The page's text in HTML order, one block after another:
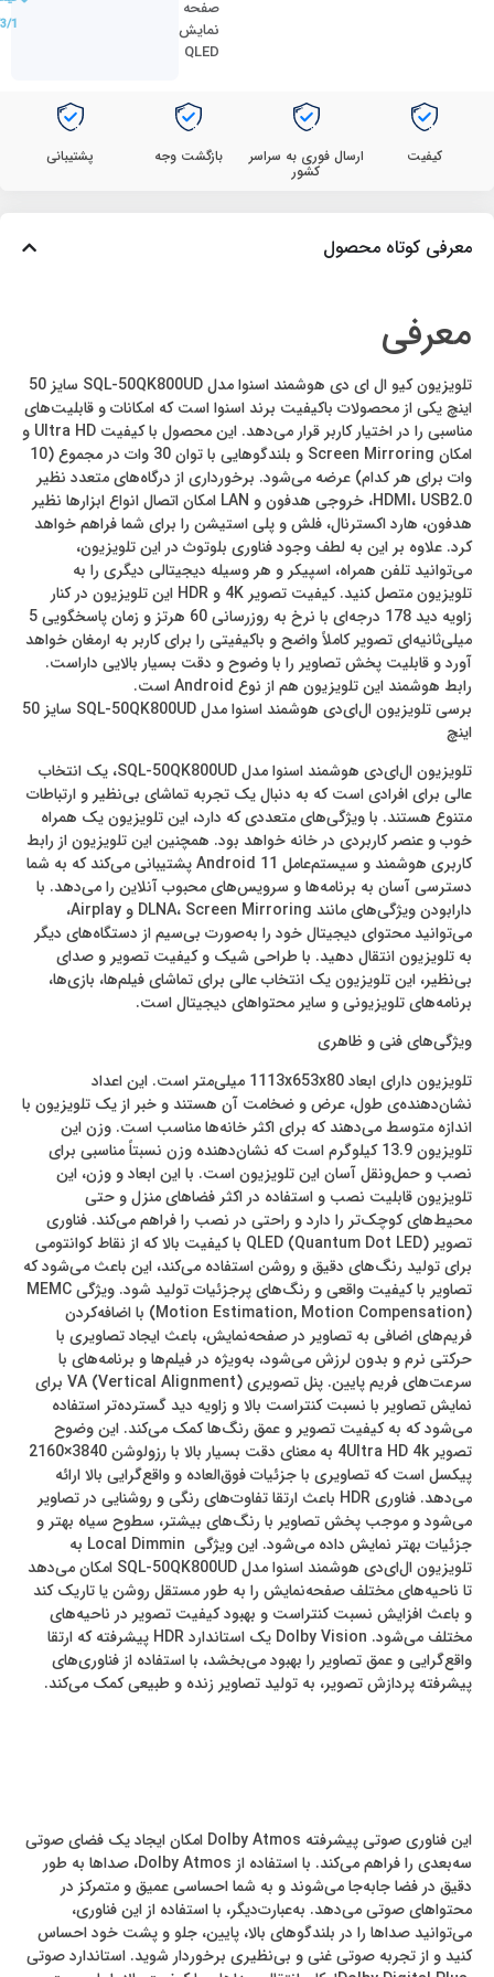
صفحه
نمایش
QLED
1
کیفیت ارسال فوری به سراسر
کشور
بازگشت وجه پشتیبانی
معرفی کوتاه محصول
معرفی
تلویزیون کیو ال ای دی هوشمند اسنوا مدل SQL-50QK800UD سایز 50
اینچ یکی از محصولات باکیفیت برند اسنوا است که امکانات و قابلیت‌های
مناسبی را در اختیار کاربر قرار می‌دهد. این محصول با کیفیت Ultra HD و
امکان Screen Mirroring و بلندگوهایی با توان 30 وات در مجموع (10
وات برای هر کدام) عرضه می‌شود. برخورداری از درگاه‌های متعدد نظیر
HDMI، USB2.0، خروجی هدفون و LAN امکان اتصال انواع ابزارها نظیر
هدفون، هارد اکسترنال، فلش و پلی استیشن را برای شما فراهم خواهد
کرد. علاوه بر این به لطف وجود فناوری بلوتوث در این تلویزیون،
می‌توانید تلفن همراه، اسپیکر و هر وسیله دیجیتالی دیگری را به
تلویزیون متصل کنید. کیفیت تصویر 4K و HDR این تلویزیون در کنار
زاویه دید 178 درجه‌ای با نرخ به روزرسانی 60 هرتز و زمان پاسخگویی 5
میلی‌ثانیه‌ای تصویر کاملاً واضح و باکیفیتی را برای کاربر به ارمغان خواهد
آورد و قابلیت پخش تصاویر را با وضوح و دقت بسیار بالایی داراست.
رابط هوشمند این تلویزیون هم از نوع Android است.
برسی تلویزیون ال‌ای‌دی هوشمند اسنوا مدل SQL-50QK800UD سایز 50
اینچ
تلویزیون ال‌ای‌دی هوشمند اسنوا مدل SQL-50QK800UD، یک انتخاب
عالی برای افرادی است که به دنبال یک تجربه تماشای بی‌نظیر و ارتباطات
متنوع هستند. با ویژگی‌های متعددی که دارد، این تلویزیون یک همراه
خوب و عنصر کاربردی در خانه خواهد بود. همچنین این تلویزیون از رابط
کاربری هوشمند و سیستم‌عامل Android 11 پشتیبانی می‌کند که به شما
دسترسی آسان به برنامه‌ها و سرویس‌های محبوب آنلاین را می‌دهد. با
دارابودن ویژگی‌های مانند DLNA، Screen Mirroring و Airplay،
می‌توانید محتوای دیجیتال خود را به‌صورت بی‌سیم از دستگاه‌های دیگر
به تلویزیون انتقال دهید. با طراحی شیک و کیفیت تصویر و صدای
بی‌نظیر، این تلویزیون یک انتخاب عالی برای تماشای فیلم‌ها، بازی‌ها،
برنامه‌های تلویزیونی و سایر محتواهای دیجیتال است.
ویژگی‌های فنی و ظاهری
تلویزیون دارای ابعاد 1113x653x80 میلی‌متر است. این اعداد
نشان‌دهنده‌ی طول، عرض و ضخامت آن هستند و خبر از یک تلویزیون با
اندازه‌ متوسط می‌دهند که برای اکثر خانه‌ها مناسب است. وزن این
تلویزیون 13.9 کیلوگرم است که نشان‌دهنده‌ وزن نسبتاً مناسبی برای
نصب و حمل‌ونقل آسان این تلویزیون است. با این ابعاد و وزن، این
تلویزیون قابلیت نصب و استفاده در اکثر فضاهای منزل و حتی
محیط‌های کوچک‌تر را دارد و راحتی در نصب را فراهم می‌کند. فناوری
تصویر QLED (Quantum Dot LED) با کیفیت بالا که از نقاط کوانتومی
برای تولید رنگ‌های دقیق و روشن استفاده می‌کند، این باعث می‌شود که
تصاویر با کیفیت واقعی و رنگ‌های پرجزئیات تولید شود. ویژگی MEMC
(Motion Estimation, Motion Compensation) با اضافه‌کردن
فریم‌های اضافی به تصاویر در صفحه‌نمایش، باعث ایجاد تصاویری با
حرکتی نرم و بدون لرزش می‌شود، به‌ویژه در فیلم‌ها و برنامه‌های با
سرعت‌های فریم پایین. پنل تصویری VA (Vertical Alignment) برای
نمایش تصاویر با نسبت کنتراست بالا و زاویه دید گسترده‌تر استفاده
می‌شود که به کیفیت تصویر و عمق رنگ‌ها کمک می‌کند. این وضوح
تصویر 4Ultra HD 4k به معنای دقت بسیار بالا با رزولوشن 3840×2160
پیکسل است که تصاویری با جزئیات فوق‌العاده و واقع‌گرایی بالا ارائه
می‌دهد. فناوری HDR باعث ارتقا تفاوت‌های رنگی و روشنایی در تصاویر
می‌شود و موجب پخش تصاویر با رنگ‌های بیشتر، سطوح سیاه بهتر و
جزئیات بهتر نمایش داده می‌شود. این ویژگی Local Dimmin به
تلویزیون ال‌ای‌دی هوشمند اسنوا مدل SQL-50QK800UD امکان می‌دهد
تا ناحیه‌های مختلف صفحه‌نمایش را به طور مستقل روشن یا تاریک کند
و باعث افزایش نسبت کنتراست و بهبود کیفیت تصویر در ناحیه‌های
مختلف می‌شود. Dolby Vision یک استاندارد HDR پیشرفته که ارتقا
واقع‌گرایی و عمق تصاویر را بهبود می‌بخشد، با استفاده از فناوری‌های
پیشرفته پردازش تصویر، به تولید تصاویر زنده و طبیعی کمک می‌کند.
این فناوری صوتی پیشرفته Dolby Atmos امکان ایجاد یک فضای صوتی
سه‌بعدی را فراهم می‌کند. با استفاده از Dolby Atmos، صداها به طور
دقیق در فضا جابه‌جا می‌شوند و به شما احساسی عمیق و متمرکز در
محتواهای صوتی می‌دهد. به‌عبارت‌دیگر، با استفاده از این فناوری،
می‌توانید صداها را در بلندگوهای بالا، پایین، جلو و پشت خود احساس
کنید و از تجربه صوتی غنی و بی‌نظیری برخوردار شوید. استاندارد صوتی